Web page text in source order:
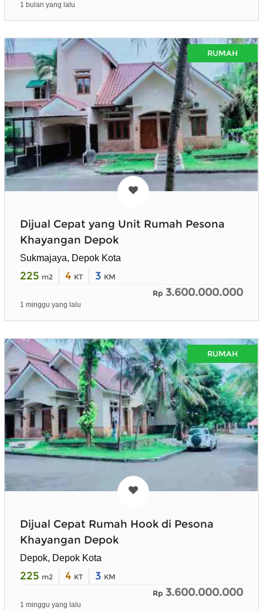
1 bulan yang lalu
RUMAH
Dijual Cepat yang Unit Rumah Pesona
Khayangan Depok
Sukmajaya, Depok Kota
225 m2 4 KT 3 KM
Rp 3.600.000.000
1 minggu yang lalu
RUMAH
Dijual Cepat Rumah Hook di Pesona
Khayangan Depok
Depok, Depok Kota
225 m2 4 KT 3 KM
Rp 3.600.000.000
1 minggu yang lalu